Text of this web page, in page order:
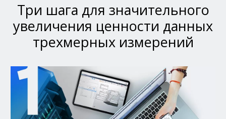
Три шага для значительного
увеличения ценности данных
трехмерных измерений